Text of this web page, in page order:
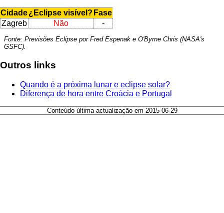
Cidade¿Eclipse visível? Fase
Zagreb
Não -
Fonte: Previsões Eclipse por Fred Espenak e O'Byrne Chris (NASA's
GSFC).
Outros links
Quando é a próxima lunar e eclipse solar?
Diferença de hora entre Croácia e Portugal
Conteúdo última actualização em 2015-06-29